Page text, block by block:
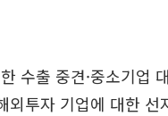
수출 중견·중소기업
외투자 기업에 대한 선